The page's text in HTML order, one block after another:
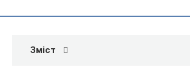
Зміст